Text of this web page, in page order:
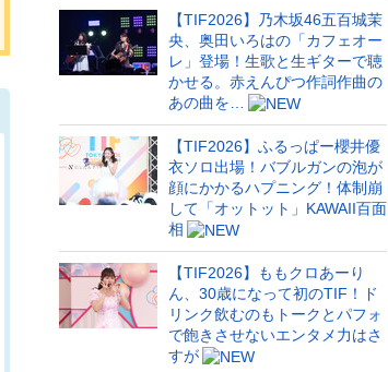
【TIF2026】乃木坂46五百城茉
央、奥田いろはの「カフェオー
レ」登場！生歌と生ギターで聴
かせる。赤えんぴつ作詞作曲の
あの曲を…
【TIF2026】ふるっぱー櫻井優
衣ソロ出場！バブルガンの泡が
顔にかかるハプニング！体制崩
して「オットット」KAWAII百面
相
【TIF2026】ももクロあーり
ん、30歳になって初のTIF！ド
リンク飲むのもトークとパフォ
で飽きさせないエンタメ力はさ
すが